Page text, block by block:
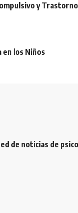
y
los Niños
de noticias de